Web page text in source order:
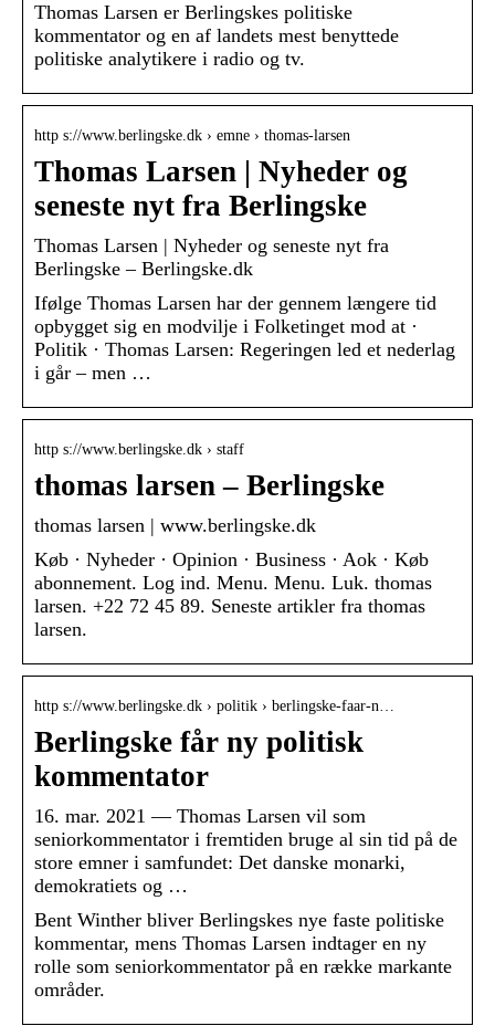
Thomas Larsen er Berlingskes politiske
kommentator og en af landets mest benyttede
politiske analytikere i radio og tv.
http s://www.berlingske.dk › emne › thomas-larsen
Thomas Larsen | Nyheder og
seneste nyt fra Berlingske
Thomas Larsen | Nyheder og seneste nyt fra
Berlingske – Berlingske.dk
Ifølge Thomas Larsen har der gennem længere tid
opbygget sig en modvilje i Folketinget mod at ·
Politik · Thomas Larsen: Regeringen led et nederlag
i går – men …
http s://www.berlingske.dk › staff
thomas larsen – Berlingske
thomas larsen | www.berlingske.dk
Køb · Nyheder · Opinion · Business · Aok · Køb
abonnement. Log ind. Menu. Menu. Luk. thomas
larsen. +22 72 45 89. Seneste artikler fra thomas
larsen.
http s://www.berlingske.dk › politik › berlingske-faar-n…
Berlingske får ny politisk
kommentator
16. mar. 2021 — Thomas Larsen vil som
seniorkommentator i fremtiden bruge al sin tid på de
store emner i samfundet: Det danske monarki,
demokratiets og …
Bent Winther bliver Berlingskes nye faste politiske
kommentar, mens Thomas Larsen indtager en ny
rolle som seniorkommentator på en række markante
områder.